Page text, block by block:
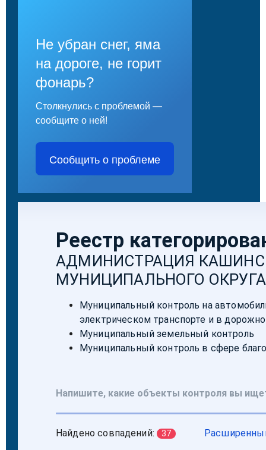
Не убран снег, яма
на дороге, не горит
фонарь?
Столкнулись с проблемой —
сообщите о ней!
Сообщить о проблеме